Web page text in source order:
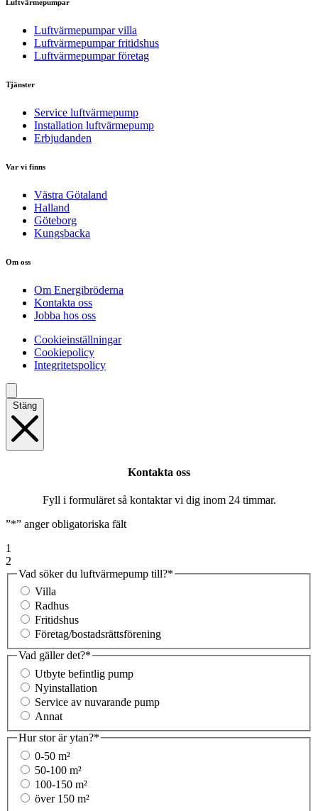
Luftvärmepumpar
Luftvärmepumpar villa
Luftvärmepumpar fritidshus
Luftvärmepumpar företag
Tjänster
Service luftvärmepump
Installation luftvärmepump
Erbjudanden
Var vi finns
Västra Götaland
Halland
Göteborg
Kungsbacka
Om oss
Om Energibröderna
Kontakta oss
Jobba hos oss
Cookieinställningar
Cookiepolicy
Integritetspolicy
Stäng
Kontakta oss
Fyll i formuläret så kontaktar vi dig inom 24 timmar.
”*” anger obligatoriska fält
1
2
Vad söker du luftvärmepump till?*
Villa
Radhus
Fritidshus
Företag/bostadsrättsförening
Vad gäller det?*
Utbyte befintlig pump
Nyinstallation
Service av nuvarande pump
Annat
Hur stor är ytan?*
0-50 m²
50-100 m²
100-150 m²
över 150 m²